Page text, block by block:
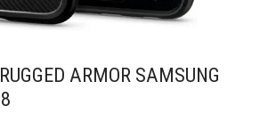
ARMOR SAMSUNG